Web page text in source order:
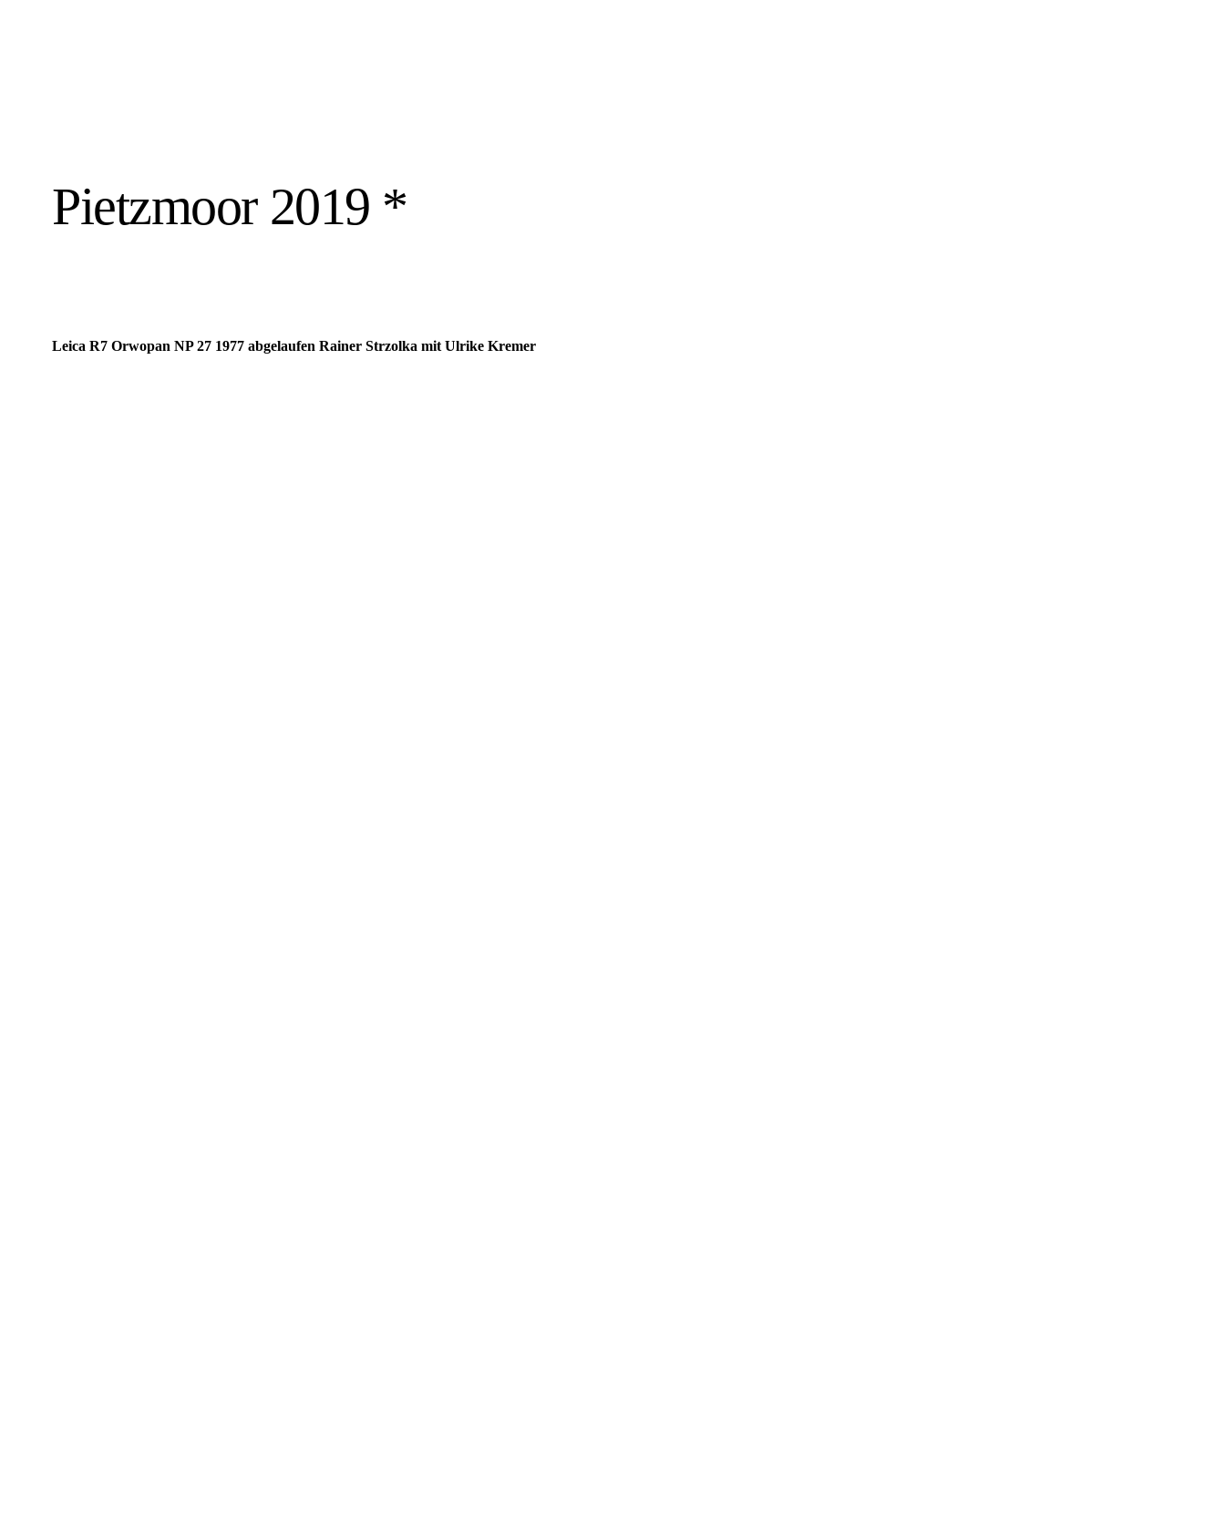
Pietzmoor 2019 *
Leica R7 Orwopan NP 27 1977 abgelaufen Rainer Strzolka mit Ulrike Kremer